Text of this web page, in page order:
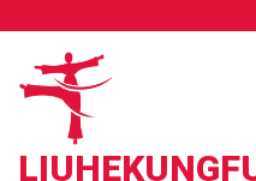
inhoud